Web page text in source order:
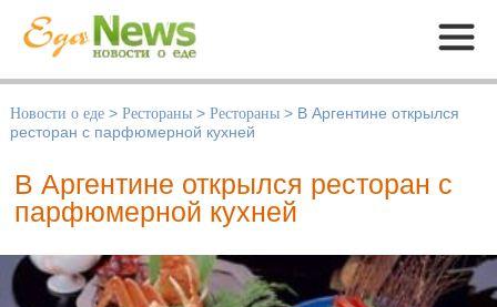
Меню
Новости о еде > Рестораны > Рестораны > В Аргентине открылся
ресторан с парфюмерной кухней
В Аргентине открылся ресторан с
парфюмерной кухней